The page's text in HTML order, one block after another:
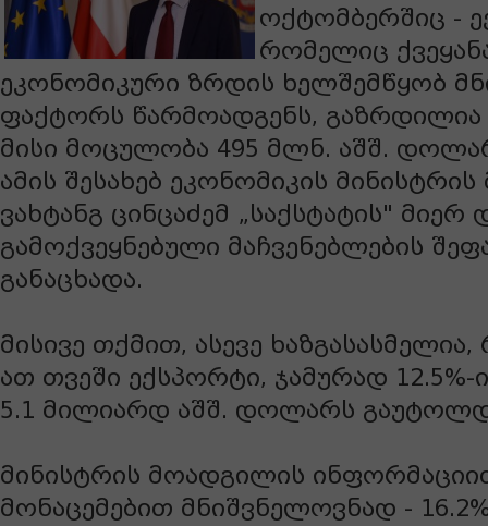
ოქტომბერშიც -
რომელიც
ეკონომიკური ზრდის ხელშემწყობ
ფაქტორს წარმოადგენს, გაზრდილია
მისი მოცულობა 495 მლნ. აშშ.
ამის შესახებ ეკონომიკის
ვახტანგ ცინცაძემ „საქსტატის" მიერ
გამოქვეყნებული მაჩვენებლების
განაცხადა.
მისივე თქმით, ასევე
ათ თვეში ექსპორტი, ჯამურად
5.1 მილიარდ აშშ. დოლარს
მინისტრის მოადგილის
მონაცემებით მნიშვნელოვნად -